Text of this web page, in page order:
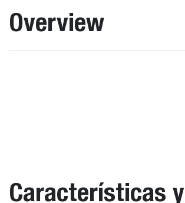
Overview
Características y